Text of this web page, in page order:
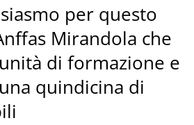
per questo
Mirandola che
di formazione e
quindicina di